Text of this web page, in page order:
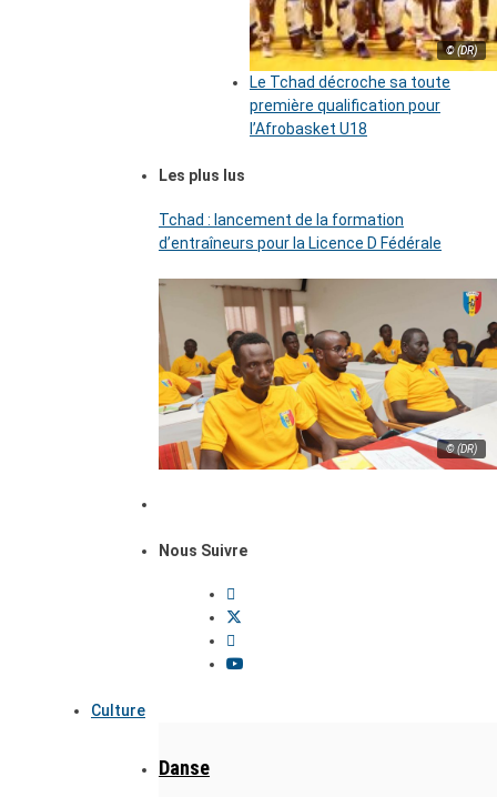
© (DR)
Le Tchad décroche sa toute
première qualification pour
l’Afrobasket U18
Les plus lus
Tchad : lancement de la formation
d’entraîneurs pour la Licence D Fédérale
© (DR)
Nous Suivre
Culture
Danse